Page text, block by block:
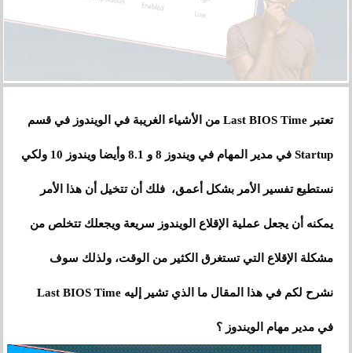
تعتبر Last BIOS Time من الأشياء الغريبة في الويندوز في قسم
Startup في مدير المهام في ويندوز 8 و 8.1 وأيضا ويندوز 10 ولكي
نستطيع تفسير الأمر بشكل أعمق، فلك أن تتخيل أن هذا الأمر
يمكنه أن يجعل عملية الإقلاع الويندوز سريعة ويجعلك تتخلص من
مشكلة الإقلاع التي تستغرق الكثير من الوقت، ولذلك سوف
نشرح لكم في هذا المقال ما الذي تشير إليه Last BIOS Time
في مدير مهام الويندوز ؟